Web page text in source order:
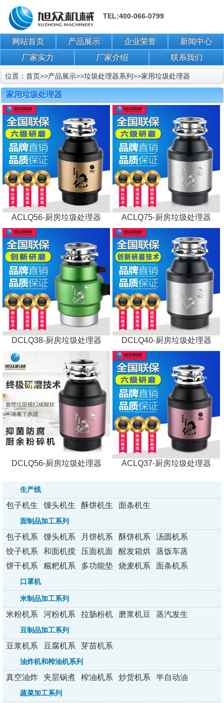
TEL:400-066-0799
网站首页 产品展示 企业荣誉
新闻中心
厂家实力
厂家介绍 联系我们
位置： 首页>>产品展示>>垃圾处理器系列>>家用垃圾处理器
家用垃圾处理器
ACLQ56-厨房垃圾处理器 ACLQ75-厨房垃圾处理器
DCLQ38-厨房垃圾处理器 DCLQ40-厨房垃圾处理器
DCLQ56-厨房垃圾处理器 ACLQ37-厨房垃圾处理器
生产线
包子机生
产线
馒头机生
产线
酥饼机生
面条机生
面制品加工系列
包子机系
列
馒头机系
列
月饼机系
列
酥饼机系
列
汤圆机系
列
饺子机系
列
和面机搅
拌机
压面机面
条机
醒发箱烘
烤炉
蒸饭车蒸
包炉
饼干机系
列
糍粑机系
多功能垫
烧麦机系
面条机系
口罩机
米制品加工系列
米粉机系
列
河粉机系
列
拉肠粉机
磨浆机豆
蒸汽发生
豆制品加工系列
豆浆机系
列
豆腐机系
列
芽苗机系
油炸机和榨油机系列
真空油炸
机
夹层锅煮
锅
榨油机系
炒货机系
半自动油
蔬菜加工系列